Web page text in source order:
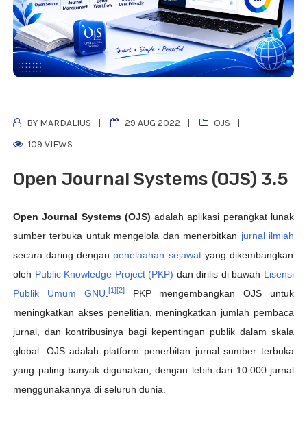
BY MARDALIUS 29 AUG 2022
OJS
109 VIEWS
Open Journal Systems (OJS) 3.5
Open Journal Systems (OJS) adalah aplikasi perangkat lunak
sumber terbuka untuk mengelola dan menerbitkan jurnal ilmiah
secara daring dengan penelaahan sejawatyang dikembangkan
oleh Public Knowledge Project (PKP) dan dirilis di bawah Lisensi
Publik Umum GNU [1][2]PKP mengembangkan OJS untuk
meningkatkan akses penelitian, meningkatkan jumlah pembaca
jurnal, dan kontribusinya bagi kepentingan publik dalam skala
global. OJS adalah platform penerbitan jurnal sumber terbuka
yang paling banyak digunakan, dengan lebih dari 10.000 jurnal
menggunakannya di seluruh dunia.